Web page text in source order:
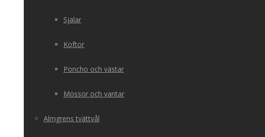
Sjalar
Koftor
Poncho och västar
Mössor och vantar
Almgrens tvättvål